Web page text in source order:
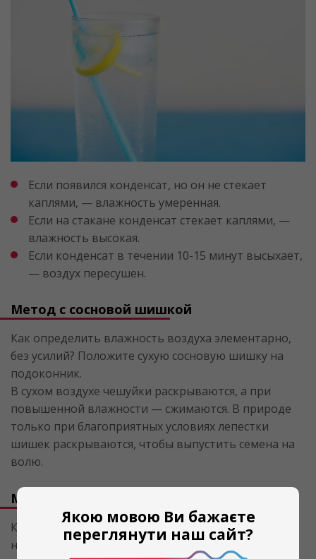
Если появился конденсат, но он не стекает
каплями, — влажность умеренная.
Если на стакане конденсат стекает каплями, —
влажность высокая.
Если конденсат в течении 10-15 минут высыхает,
— воздух пересушен.
Метод с сосновой шишкой
Как определить влажность воздуха элементарно,
без усилий? Положите сухую сосновую шишку на
подоконник.
В сухом воздухе чешуйки раскрываются, а при
повышенной влажности — сжимаются. В природе
только при благоприятных условиях лепестки
шишек раскрываются, чтобы выпустить семена на
волю.
Метод с сосудом, обернутым фольгой
Как узнать, влажность в комнате высокая или
низкая?
Якою мовою Ви бажаєте
переглянути наш сайт?